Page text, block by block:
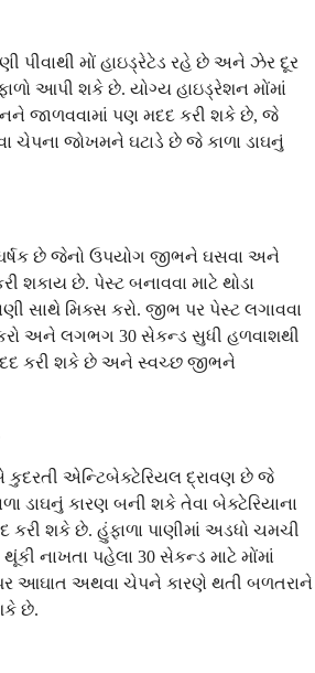
પીવાથી મોં હાઇડ્રેટેડ રહે છે અને ઝેર દૂર
આપી શકે છે. યોગ્ય હાઇડ્રેશન મોંમાં
જાળવવામાં પણ મદદ કરી શકે છે, જે
ચેપના જોખમને ઘટાડે છે જે કાળા ડાઘનું
ઘર્ષક છે જેનો ઉપયોગ જીભને ઘસવા અને
શકાય છે. પેસ્ટ બનાવવા માટે થોડા
સાથે મિક્સ કરો. જીભ પર પેસ્ટ લગાવવા
અને લગભગ 30 સેકન્ડ સુધી હળવાશથી
કરી શકે છે અને સ્વચ્છ જીભને
એ કુદરતી એન્ટિબેક્ટેરિયલ દ્રાવણ છે જે
ડાઘનું કારણ બની શકે તેવા બેક્ટેરિયાના
કરી શકે છે. હુંફાળા પાણીમાં અડધો ચમચી
નાખતા પહેલા 30 સેકન્ડ માટે મોંમાં
આઘાત અથવા ચેપને કારણે થતી બળતરાને
છે.